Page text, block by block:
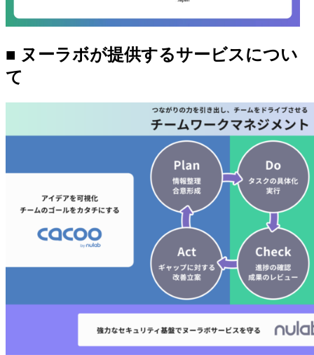
■ ヌーラボが提供するサービスについ
て